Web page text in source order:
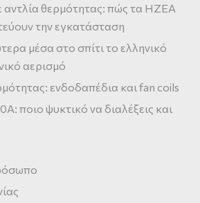
θερμότητας: πώς τα HZEA
την εγκατάσταση
μέσα στο σπίτι το ελληνικό
αερισμό
ενδοδαπέδια και fan coils
ποιο ψυκτικό να διαλέξεις και